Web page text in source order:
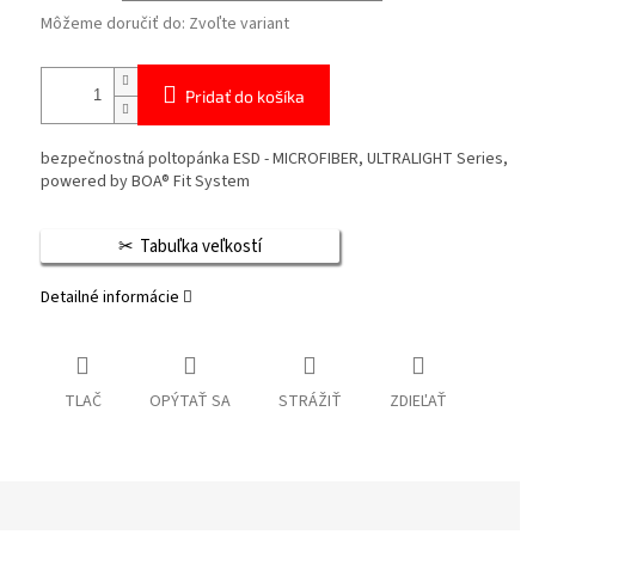
Môžeme doručiť do: Zvoľte variant
Pridať do košíka
bezpečnostná poltopánka ESD - MICROFIBER, ULTRALIGHT Series,
powered by BOA® Fit System
Tabuľka veľkostí
Detailné informácie
TLAČ OPÝTAŤ SA STRÁŽIŤ ZDIEĽAŤ